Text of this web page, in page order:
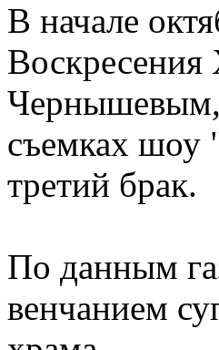
В начале
Чернышевым,
съемках шоу
третий брак.
По данным
венчанием